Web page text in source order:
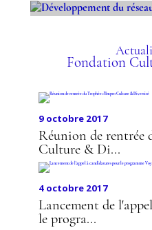
RÉSEAU
Fondation
9 octobre 2017
Réunion de rentrée
Culture & Di...
4 octobre 2017
Lancement de
le progra...